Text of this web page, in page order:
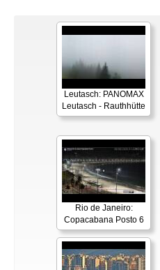
Leutasch: PANOMAX
Leutasch - Rauthhütte
Rio de Janeiro:
Copacabana Posto 6